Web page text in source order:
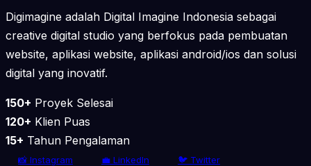
Digimagine adalah Digital Imagine Indonesia sebagai
creative digital studio yang berfokus pada pembuatan
website, aplikasi website, aplikasi android/ios dan solusi
digital yang inovatif.
150+ Proyek Selesai
120+ Klien Puas
15+ Tahun Pengalaman
📸 Instagram 💼 LinkedIn 🐦 Twitter